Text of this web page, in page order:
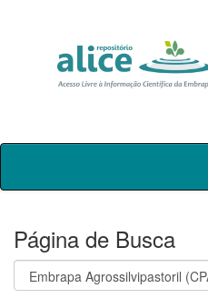
Skip
Página de Busca